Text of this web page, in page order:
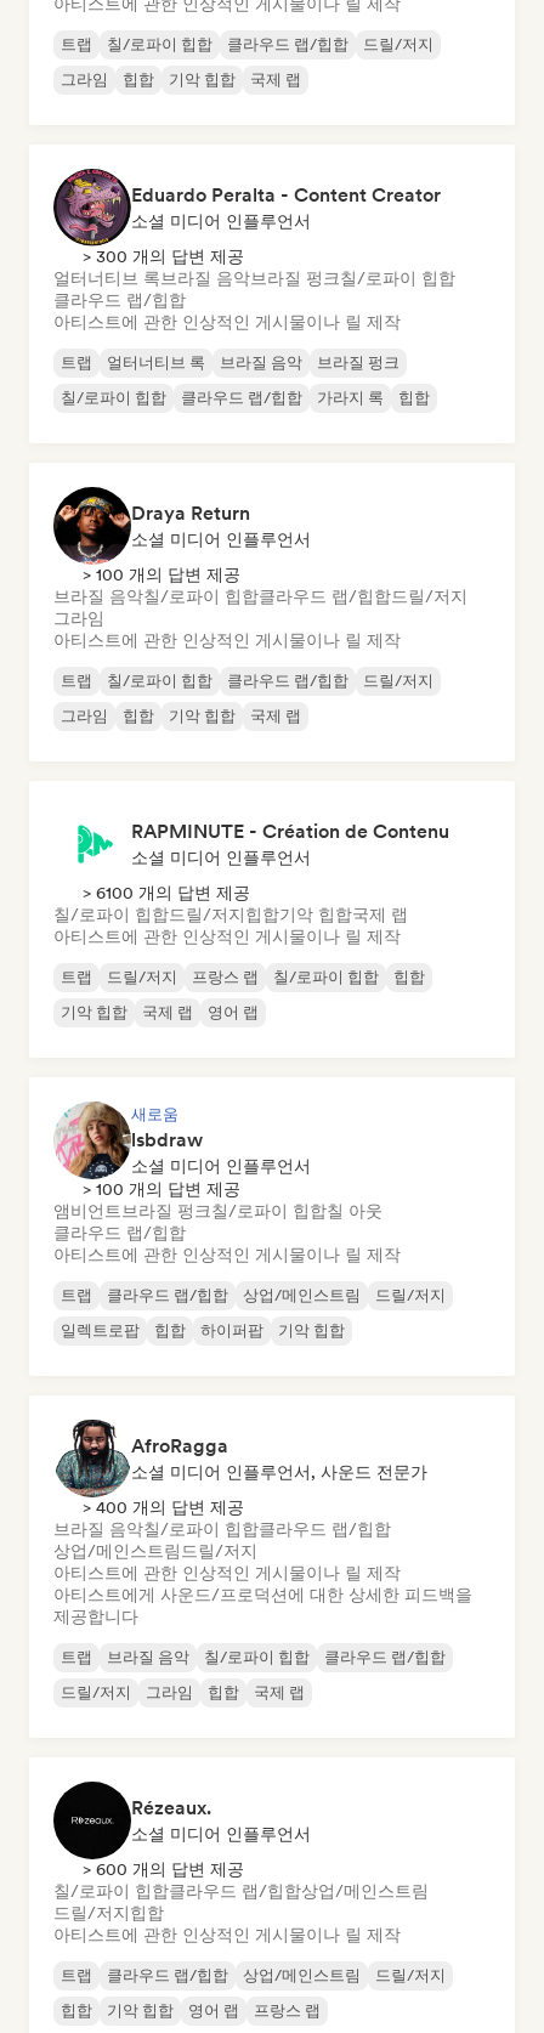
트랩 칠/로파이 힙합 클라우드 랩/힙합
드릴/저지
그라임
힙합 기악 힙합 국제 랩
Eduardo Peralta - Content Creator
소셜 미디어 인플루언서
> 300 개의 답변 제공
얼터너티브 록브라질 음악브라질 펑크칠/로파이 힙합
클라우드 랩/힙합
아티스트에 관한 인상적인 게시물이나 릴 제작
트랩 얼터너티브 록 브라질 음악
브라질 펑크
칠/로파이 힙합
클라우드 랩/힙합 가라지 록 힙합
Draya Return
소셜 미디어 인플루언서
> 100 개의 답변 제공
브라질 음악칠/로파이 힙합클라우드 랩/힙합드릴/저지
그라임
아티스트에 관한 인상적인 게시물이나 릴 제작
트랩 칠/로파이 힙합 클라우드 랩/힙합
드릴/저지
그라임
힙합 기악 힙합 국제 랩
RAPMINUTE - Création de Contenu
소셜 미디어 인플루언서
> 6100 개의 답변 제공
칠/로파이 힙합드릴/저지힙합기악 힙합국제 랩
아티스트에 관한 인상적인 게시물이나 릴 제작
트랩 드릴/저지 프랑스 랩 칠/로파이 힙합
힙합
기악 힙합
국제 랩 영어 랩
새로움
lsbdraw
소셜 미디어 인플루언서
> 100 개의 답변 제공
앰비언트 브라질 펑크칠/로파이 힙합칠 아웃
클라우드 랩/힙합
아티스트에 관한 인상적인 게시물이나 릴 제작
트랩 클라우드 랩/힙합 상업/메인스트림
드릴/저지
일렉트로팝
힙합 하이퍼팝 기악 힙합
AfroRagga
소셜 미디어 인플루언서, 사운드 전문가
> 400 개의 답변 제공
브라질 음악칠/로파이 힙합클라우드 랩/힙합
상업/메인스트림 드릴/저지
아티스트에 관한 인상적인 게시물이나 릴 제작
아티스트에게 사운드/프로덕션에 대한 상세한 피드백을
제공합니다
트랩 브라질 음악 칠/로파이 힙합
클라우드 랩/힙합
드릴/저지
그라임 힙합 국제 랩
Rézeaux.
소셜 미디어 인플루언서
> 600 개의 답변 제공
칠/로파이 힙합클라우드 랩/힙합상업/메인스트림
드릴/저지힙합
아티스트에 관한 인상적인 게시물이나 릴 제작
트랩 클라우드 랩/힙합 상업/메인스트림
드릴/저지
힙합
기악 힙합 영어 랩 프랑스 랩